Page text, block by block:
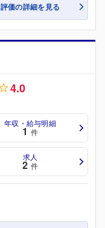
評価の詳細を見る
4.0
年収・給与明細
1 件
求人
2 件